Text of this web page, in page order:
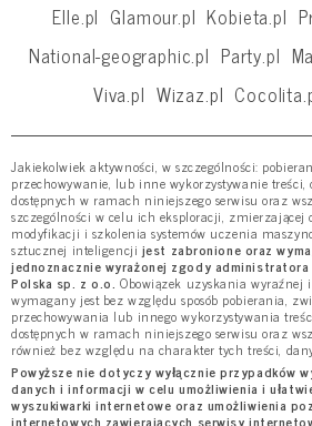
Elle.pl Glamour.pl Kobieta.pl
National-geographic.pl Party.pl
Viva.pl Wizaz.pl
Jakiekolwiek aktywności, w szczególności:
przechowywanie, lub inne wykorzystywanie
dostępnych w ramach niniejszego serwisu oraz
szczególności w celu ich eksploracji, zmierzającej
modyfikacji i szkolenia systemów uczenia
sztucznej inteligencji jest zabronione oraz
jednoznacznie wyrażonej zgody administratora
Polska sp. z o.o. Obowiązek uzyskania wyraźnej
wymagany jest bez względu sposób pobierania,
przechowywania lub innego wykorzystywania
dostępnych w ramach niniejszego serwisu oraz
również bez względu na charakter tych treści,
Powyższe nie dotyczy wyłącznie przypadków
danych i informacji w celu umożliwienia i
wyszukiwarki internetowe oraz umożliwienia
internetowych zawierających serwisy